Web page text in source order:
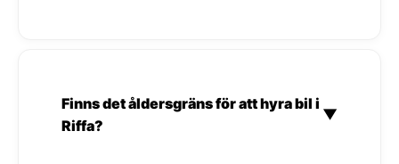
Finns det åldersgräns för att hyra bil i
Riffa?
▼